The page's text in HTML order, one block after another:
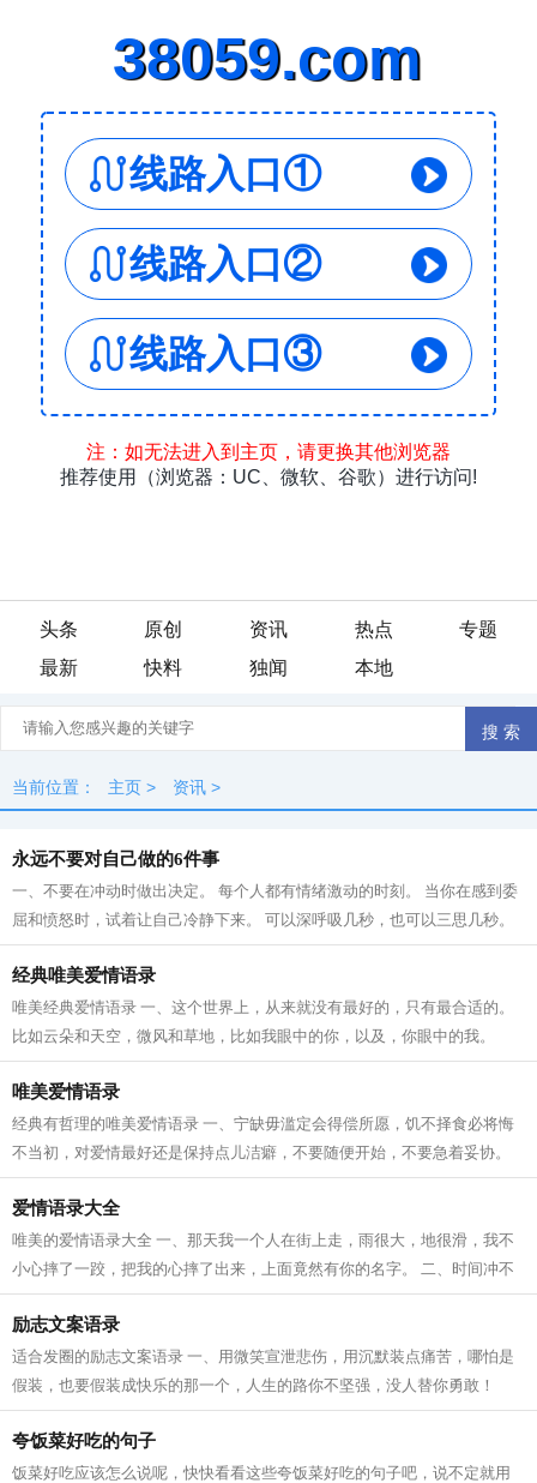
头条 原创 资讯 热点
专题
最新
快料 独闻 本地
当前位置： 主页 > 资讯 >
永远不要对自己做的6件事
一、不要在冲动时做出决定。 每个人都有情绪激动的时刻。 当你在感到委
屈和愤怒时，试着让自己冷静下来。 可以深呼吸几秒，也可以三思几秒。
无论是说一时的气话，还是做一件气...
经典唯美爱情语录
唯美经典爱情语录 一、这个世界上，从来就没有最好的，只有最合适的。
比如云朵和天空，微风和草地，比如我眼中的你，以及，你眼中的我。
二、喜欢上你，并不是你长得好不好看...
唯美爱情语录
经典有哲理的唯美爱情语录 一、宁缺毋滥定会得偿所愿，饥不择食必将悔
不当初，对爱情最好还是保持点儿洁癖，不要随便开始，不要急着妥协。
二、人的一生会碰见很多心动的人，...
爱情语录大全
唯美的爱情语录大全 一、那天我一个人在街上走，雨很大，地很滑，我不
小心摔了一跤，把我的心摔了出来，上面竟然有你的名字。 二、时间冲不
淡真情的酒，距离拉不开思念的手。...
励志文案语录
适合发圈的励志文案语录 一、用微笑宣泄悲伤，用沉默装点痛苦，哪怕是
假装，也要假装成快乐的那一个，人生的路你不坚强，没人替你勇敢！
二、现在不玩命，将来命玩你。比你差...
夸饭菜好吃的句子
饭菜好吃应该怎么说呢，快快看看这些夸饭菜好吃的句子吧，说不定就用